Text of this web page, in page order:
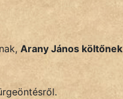
Arany János költőnek